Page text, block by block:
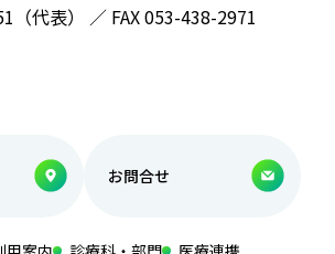
（代表） ／ FAX 053-438-2971
お問合せ